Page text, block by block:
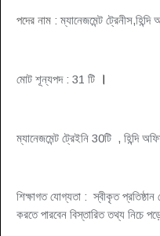
পদের নাম : ম্যানেজমেন্ট ট্রেনীস,হিন্দি
মোট শূন্যপদ : 31 টি ।
ম্যানেজমেন্ট ট্রেইনি 30টি , হিন্দি
শিক্ষাগত যোগ্যতা : স্বীকৃত
করতে পারবেন বিস্তারিত তথ্য নিচে